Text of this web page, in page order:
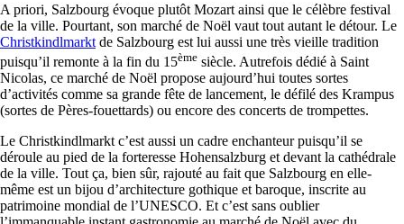
A priori, Salzbourg évoque plutôt Mozart ainsi que le célèbre festival
de la ville. Pourtant, son marché de Noël vaut tout autant le détour. Le
Christkindlmarkt de Salzbourg est lui aussi une très vieille tradition
puisqu’il remonte à la fin du 15ème siècle. Autrefois dédié à Saint
Nicolas, ce marché de Noël propose aujourd’hui toutes sortes
d’activités comme sa grande fête de lancement, le défilé des Krampus
(sortes de Pères-fouettards) ou encore des concerts de trompettes.
Le Christkindlmarkt c’est aussi un cadre enchanteur puisqu’il se
déroule au pied de la forteresse Hohensalzburg et devant la cathédrale
de la ville. Tout ça, bien sûr, rajouté au fait que Salzbourg en elle-
même est un bijou d’architecture gothique et baroque, inscrite au
patrimoine mondial de l’UNESCO. Et c’est sans oublier